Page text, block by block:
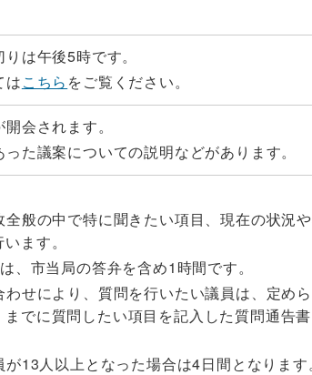
は午後5時です。
はこちら をご覧ください。
会されます。
た議案についての説明などがあります。
般の中で特に聞きたい項目、現在の状況
ます。
、市当局の答弁を含め1時間です。
せにより、質問を行いたい議員は、定め
でに質問したい項目を記入した質問通告
13人以上となった場合は4日間となりま